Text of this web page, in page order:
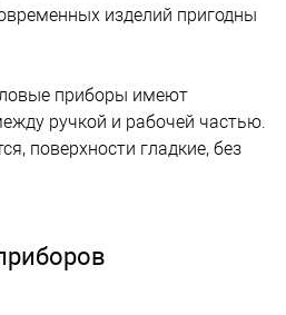
изделий пригодны
приборы имеют
ручкой и рабочей частью.
поверхности гладкие, без